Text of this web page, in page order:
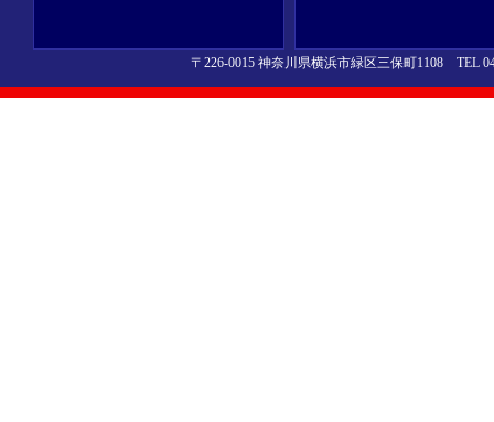
〒226-0015 神奈川県横浜市緑区三保町1108 TEL